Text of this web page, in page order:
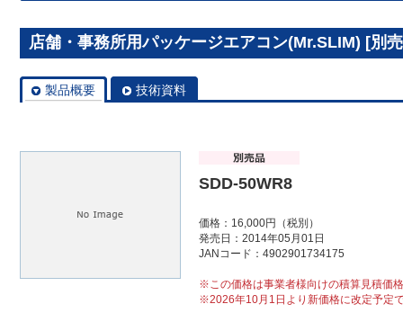
店舗・事務所用パッケージエアコン(Mr.SLIM) [別
製品概要 技術資料
SDD-50WR8
価格：16,000円（税別）
発売日：2014年05月01日
JANコード：4902901734175
※この価格は事業者様向けの積算見積価
※2026年10月1日より新価格に改定予定